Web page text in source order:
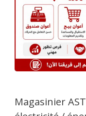
Magasinier